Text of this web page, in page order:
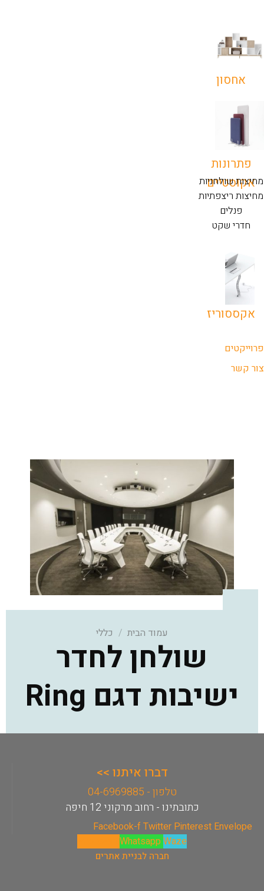
אחסון
פתרונות
אקוסטיים
מחיצות שולחניות
מחיצות ריצפתיות
פנלים
חדרי שקט
אקססוריז
פרוייקטים
צור קשר
עמוד הבית / כללי
שולחן לחדר
ישיבות דגם Ring
דברו איתנו >>
טלפון - 04-6969885
כתובתינו - רחוב מרקוני 12 חיפה
Facebook-f Twitter Pinterest Envelope
WhatsappWaze
חברה לבניית אתרים